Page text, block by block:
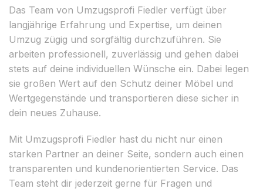
Das Team von Umzugsprofi Fiedler verfügt über
langjährige Erfahrung und Expertise, um deinen
Umzug zügig und sorgfältig durchzuführen. Sie
arbeiten professionell, zuverlässig und gehen dabei
stets auf deine individuellen Wünsche ein. Dabei legen
sie großen Wert auf den Schutz deiner Möbel und
Wertgegenstände und transportieren diese sicher in
dein neues Zuhause.
Mit Umzugsprofi Fiedler hast du nicht nur einen
starken Partner an deiner Seite, sondern auch einen
transparenten und kundenorientierten Service. Das
Team steht dir jederzeit gerne für Fragen und